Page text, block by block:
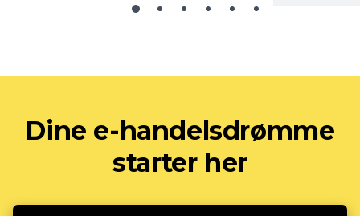
Dine e-handelsdrømme
starter her